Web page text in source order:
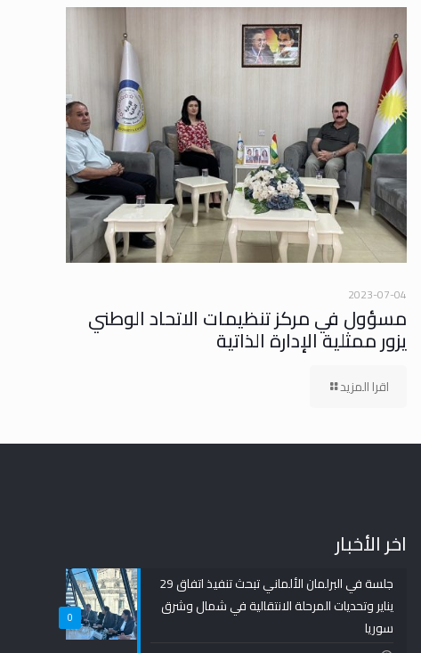
2023-07-04
مسؤول في مركز تنظيمات الاتحاد الوطني
يزور ممثلية الإدارة الذاتية
اقرا المزيد
اخر الأخبار
0
جلسة في البرلمان الألماني تبحث تنفيذ اتفاق 29
يناير وتحديات المرحلة الانتقالية في شمال وشرق
سوريا